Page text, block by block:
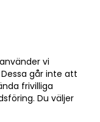
vi
går inte att
frivilliga
Du väljer